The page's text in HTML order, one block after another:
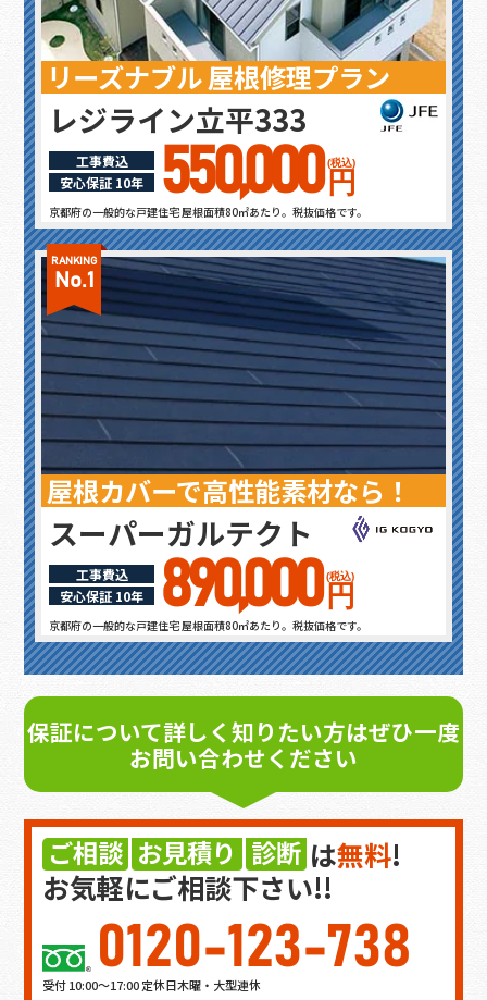
リーズナブル 屋根修理プラン
レジライン立平333
工事費込
安心保証 10年
550,000 円
(税込)
京都府の一般的な戸建住宅 屋根面積80㎡あたり。税抜価格です。
屋根カバーで高性能素材なら！
スーパーガルテクト
RANKING
No.1
工事費込
安心保証 10年
890,000 円
(税込)
京都府の一般的な戸建住宅 屋根面積80㎡あたり。税抜価格です。
保証について詳しく知りたい方はぜひ一度
お問い合わせください
ご相談 お見積り 診断 は無料!
お気軽にご相談下さい!!
0120-123-738
受付 10:00～17:00 定休日木曜・大型連休